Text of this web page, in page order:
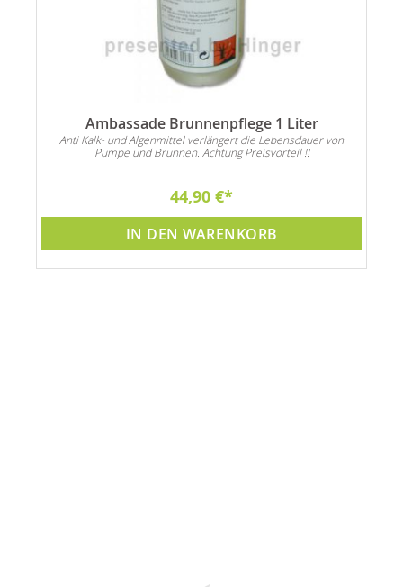
Ambassade Brunnenpflege 1 Liter
Anti Kalk- und Algenmittel verlängert die Lebensdauer von
Pumpe und Brunnen. Achtung Preisvorteil !!
44,90 €
IN DEN WARENKORB